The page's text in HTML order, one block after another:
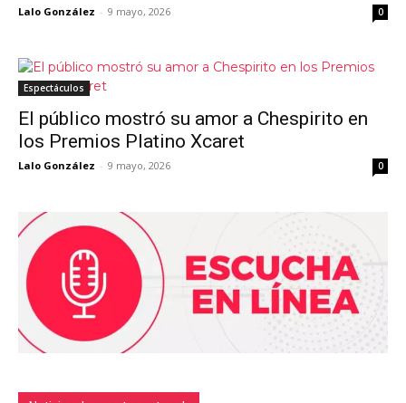
Lalo González - 9 mayo, 2026 0
Espectáculos
El público mostró su amor a Chespirito en
los Premios Platino Xcaret
Lalo González - 9 mayo, 2026 0